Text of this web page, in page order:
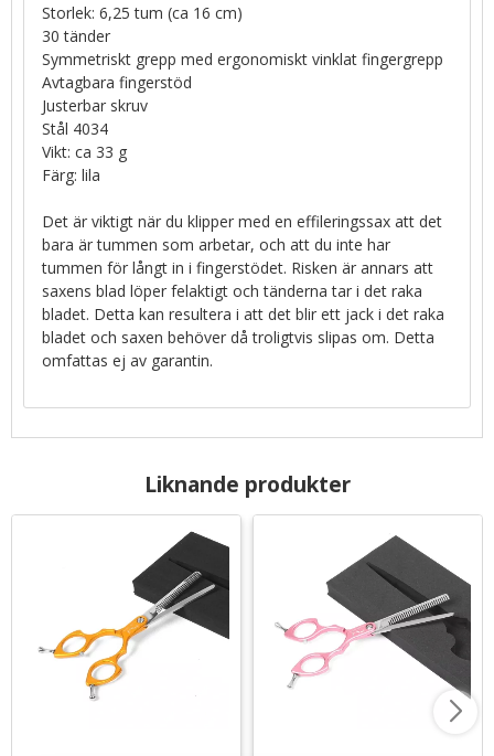
Storlek: 6,25 tum (ca 16 cm)
30 tänder
Symmetriskt grepp med ergonomiskt vinklat fingergrepp
Avtagbara fingerstöd
Justerbar skruv
Stål 4034
Vikt: ca 33 g
Färg: lila
Det är viktigt när du klipper med en effileringssax att det
bara är tummen som arbetar, och att du inte har
tummen för långt in i fingerstödet. Risken är annars att
saxens blad löper felaktigt och tänderna tar i det raka
bladet. Detta kan resultera i att det blir ett jack i det raka
bladet och saxen behöver då troligtvis slipas om. Detta
omfattas ej av garantin.
Liknande produkter